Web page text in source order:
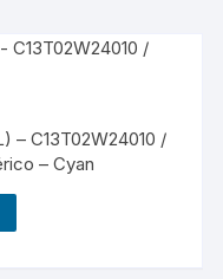
– C13T02W24010 /
– Cyan